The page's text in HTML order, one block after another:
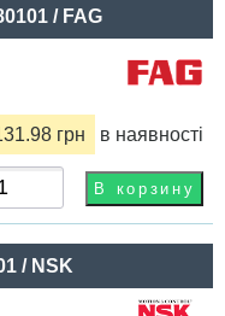
/ FAG
грн в наявності
/ NSK